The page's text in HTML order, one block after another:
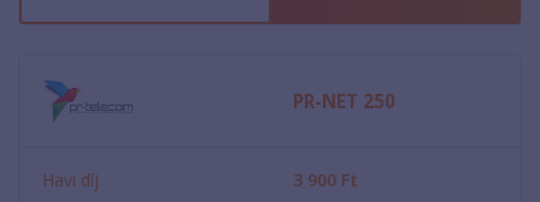
PR-NET 250
Havi díj 3 900 Ft